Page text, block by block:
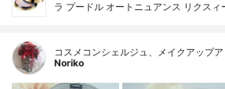
ラ プードル オートニュアンス リクスィ
コスメコンシェルジュ、メイクアップ
Noriko